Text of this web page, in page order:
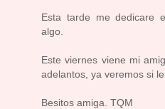
Esta tarde me dedicare
algo.
Este viernes viene mi
adelantos, ya veremos si
Besitos amiga. TQM